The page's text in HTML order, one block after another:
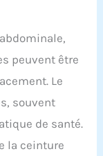
peuvent être
Le
souvent
de santé.
la ceinture